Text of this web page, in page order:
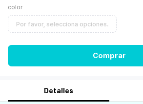
color
Por favor, selecciona opciones.
Comprar
Detalles